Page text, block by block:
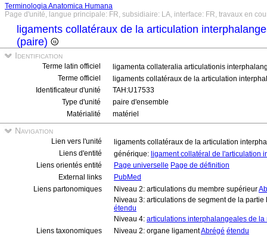
Terminologia Anatomica Humana
Page d'unité, langue principale: FR, subsidiaire: LA, interface: FR, travaux en
ligaments collatéraux de la articulation
(paire)
Identification
Terme latin officiel
ligamenta collateralia articulationis
Terme officiel
ligaments collatéraux de la articulation
Identificateur d'unité
TAH:U17533
Type d'unité
paire d'ensemble
Matérialité
matériel
Navigation
Lien vers l'unité
ligaments collatéraux de la articulation
Liens d'entité
générique: ligament collatéral de l'articulation
Liens orientés entité
Page universelle Page de définition
External links
PubMed
Liens partonomiques
Niveau 2: articulations du membre supérieur
Niveau 3: articulations de segment de la
étendu
Niveau 4: articulations interphalangeales de la
Liens taxonomiques
Niveau 2: organe ligamentAbrégé étendu